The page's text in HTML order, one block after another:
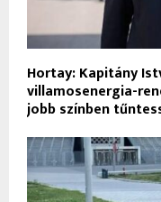
Hortay: Kapitány
villamosenergia-
jobb színben